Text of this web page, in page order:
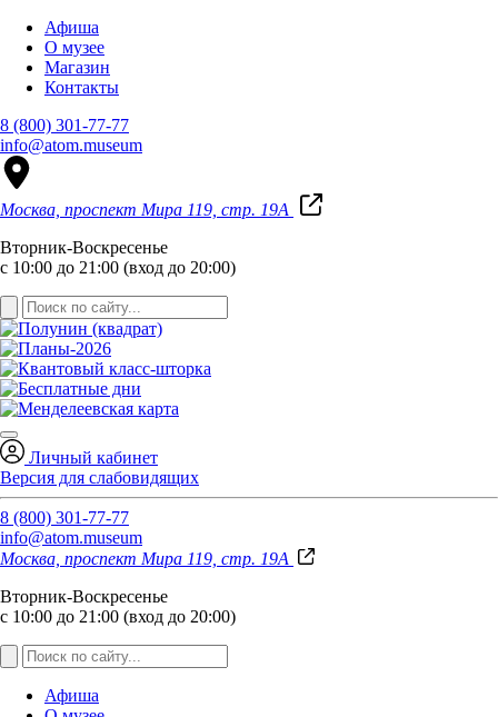
Афиша
О музее
Магазин
Контакты
8 (800) 301-77-77
info@atom.museum
Москва, проспект Мира 119, стр. 19А
Вторник-Воскресенье
с 10:00 до 21:00 (вход до 20:00)
Личный кабинет
Версия для слабовидящих
8 (800) 301-77-77
info@atom.museum
Москва, проспект Мира 119, стр. 19А
Вторник-Воскресенье
с 10:00 до 21:00 (вход до 20:00)
Афиша